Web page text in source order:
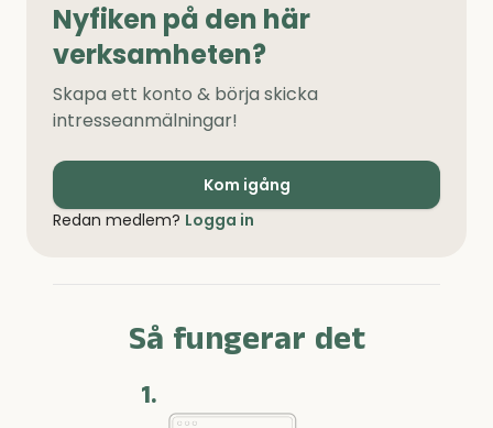
Nyfiken på den här
verksamheten?
Skapa ett konto & börja skicka
intresseanmälningar!
Kom igång
Redan medlem? Logga in
Så fungerar det
1.